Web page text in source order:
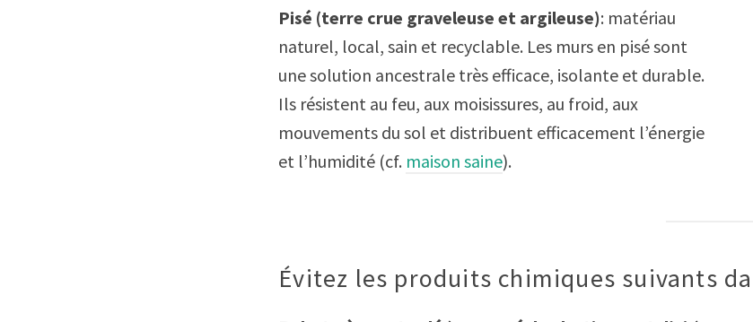
Pisé (terre crue graveleuse et argileuse): matériau
naturel, local, sain et recyclable. Les murs en pisé sont
une solution ancestrale très efficace, isolante et durable.
Ils résistent au feu, aux moisissures, au froid, aux
mouvements du sol et distribuent efficacement l’énergie
et l’humidité (cf. maison saine).
Évitez les produits chimiques suivants